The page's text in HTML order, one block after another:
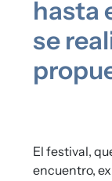
hasta
se
El festival,
encuentro,